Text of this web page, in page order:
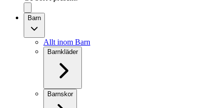
Barn
Allt inom Barn
Barnkläder
Barnskor